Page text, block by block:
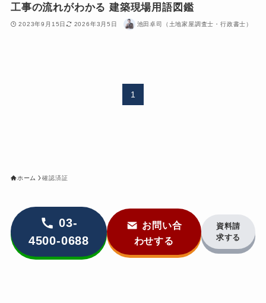
工事の流れがわかる 建築現場用語図鑑
2023年9月15日 2026年3月5日 池田卓司（土地家屋調査士・行政書士）
1
ホーム 確認済証
03-
4500-0688
お問い合
わせする
資料請
求する